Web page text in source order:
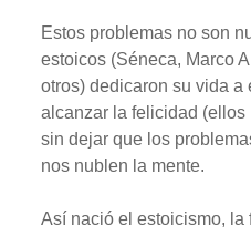
Estos problemas no son
estoicos (Séneca, Marco
otros) dedicaron su vida a
alcanzar la felicidad
sin dejar que los
nos nublen la mente.
Así nació el estoicismo, la